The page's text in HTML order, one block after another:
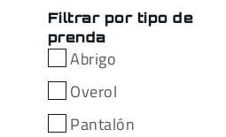
Filtrar por tipo de
prenda
Abrigo
Overol
Pantalón